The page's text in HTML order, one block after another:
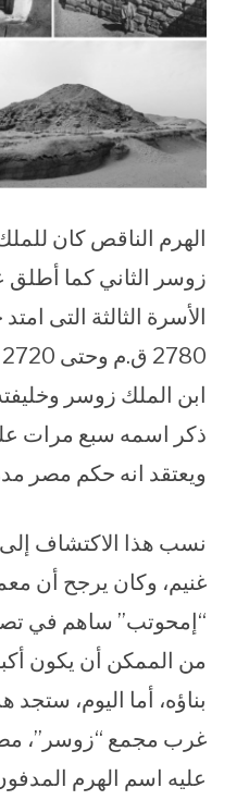
الهرم الناقص كان
زوسر الثاني كما أطلق
الأسرة الثالثة التى
ابن الملك زوسر
ذكر اسمه سبع مرات
ويعتقد انه حكم مصر مدة 7
نسب هذا الاكتشاف إلى
غنيم، وكان يرجح أن
“إمحوتب” ساهم في
من الممكن أن يكون
بناؤه، أما اليوم،
غرب مجمع “زوسر”،
عليه اسم الهرم